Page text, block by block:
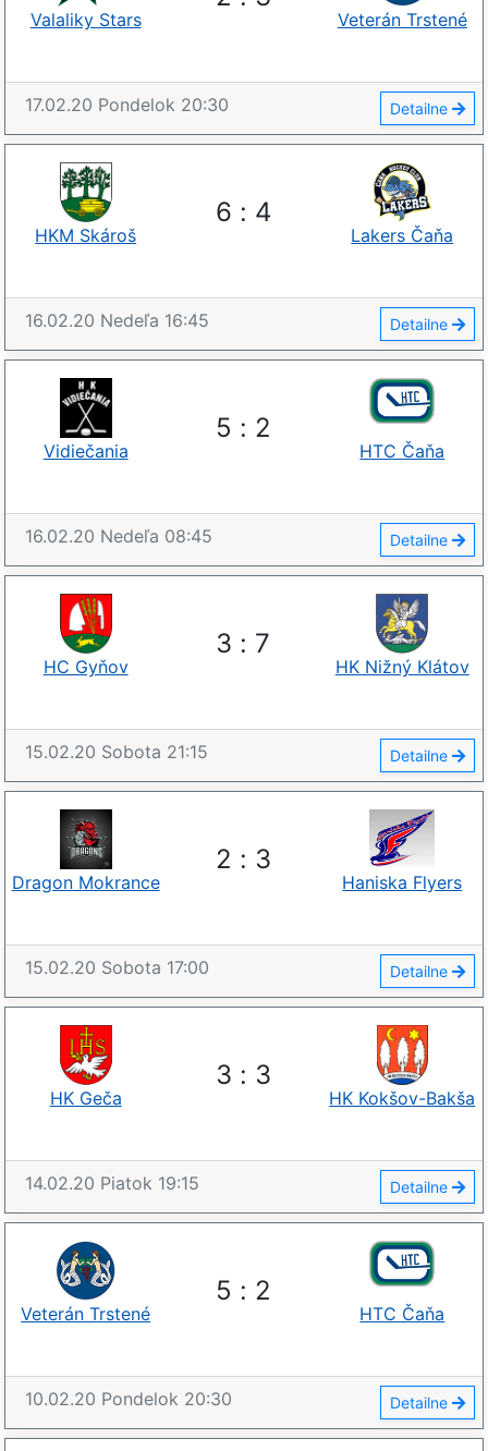
Valaliky Stars Veterán Trstené
17.02.20 Pondelok 20:30 Detailne
6 : 4
HKM Skároš Lakers Čaňa
16.02.20 Nedeľa 16:45 Detailne
5 : 2
Vidiečania HTC Čaňa
16.02.20 Nedeľa 08:45 Detailne
3 : 7
HC Gyňov HK Nižný Klátov
15.02.20 Sobota 21:15 Detailne
2 : 3
Dragon Mokrance Haniska Flyers
15.02.20 Sobota 17:00 Detailne
3 : 3
HK Geča HK Kokšov-Bakša
14.02.20 Piatok 19:15 Detailne
5 : 2
Veterán Trstené HTC Čaňa
10.02.20 Pondelok 20:30 Detailne